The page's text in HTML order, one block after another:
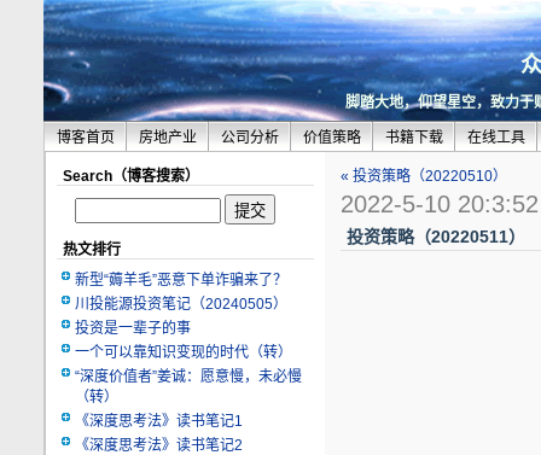
脚踏大地，仰望星空，致力于
博客首页 房地产业 公司分析 价值策略 书籍下载 在线工具
Search（博客搜索）
热文排行
新型“薅羊毛”恶意下单诈骗来了？
川投能源投资笔记（20240505）
投资是一辈子的事
一个可以靠知识变现的时代（转）
“深度价值者”姜诚：愿意慢，未必慢
（转）
《深度思考法》读书笔记1
《深度思考法》读书笔记2
« 投资策略（20220510）
2022-5-10 20:3:52
投资策略（20220511）